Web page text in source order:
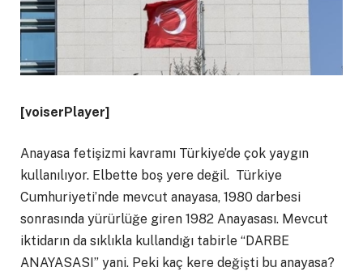
[voiserPlayer]
Anayasa fetişizmi kavramı Türkiye’de çok yaygın
kullanılıyor. Elbette boş yere değil. Türkiye
Cumhuriyeti’nde mevcut anayasa, 1980 darbesi
sonrasında yürürlüğe giren 1982 Anayasası. Mevcut
iktidarın da sıklıkla kullandığı tabirle “DARBE
ANAYASASI” yani. Peki kaç kere değişti bu anayasa?